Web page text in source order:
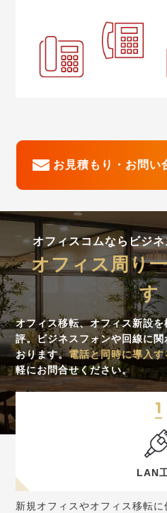
お見積もり・お問い
オフィスコムならビジ
オフィス周り
す
オフィス移転、オフィス新設
評。ビジネスフォンや回線に
おります。電話と同時に導入
軽にお問合せください。
1
LAN
新規オフィスやオフィス移転